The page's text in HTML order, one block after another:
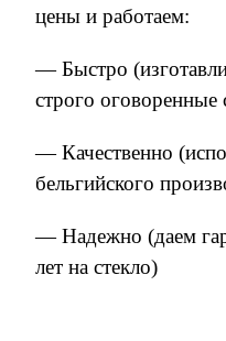
цены и работаем:
— Быстро
строго оговоренные
— Качественно
бельгийского
— Надежно (даем
лет на стекло)